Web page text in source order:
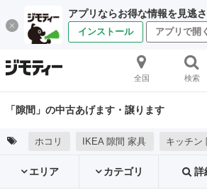
アプリならお得な情報を見逃さ
インストール アプリで開く
全国 検索
「隙間」の中古あげます・譲ります
ホコリ IKEA 隙間 家具 キッチン
エリア カテゴリ 詳